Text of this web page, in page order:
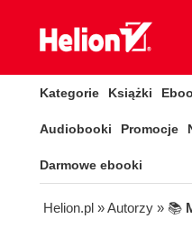
Kategorie Książki
Audiobooki Promocje
Darmowe ebooki
Helion.pl » Autorzy » 📚